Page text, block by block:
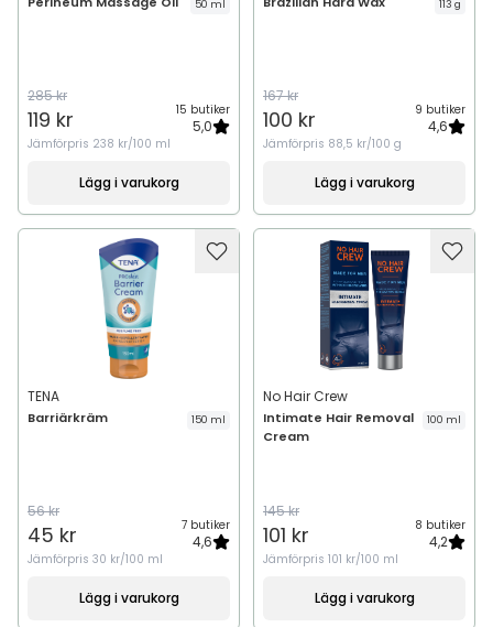
50 ml
285 kr
119 kr 15 butiker
5,0
Jämförpris 238 kr/100 ml
Lägg i varukorg
113 g
167 kr
100 kr 9 butiker
4,6
Jämförpris 88,5 kr/100 g
Lägg i varukorg
TENA
Barriärkräm 150 ml
56 kr
45 kr 7 butiker
4,6
Jämförpris 30 kr/100 ml
Lägg i varukorg
No Hair Crew
Intimate Hair Removal
Cream
100 ml
145 kr
101 kr 8 butiker
4,2
Jämförpris 101 kr/100 ml
Lägg i varukorg